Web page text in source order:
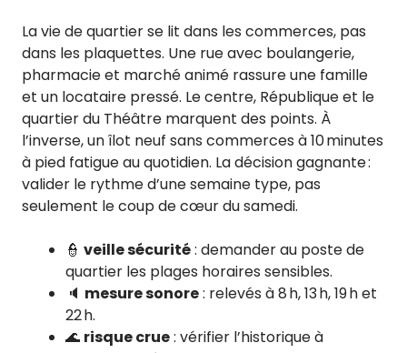
La vie de quartier se lit dans les commerces, pas
dans les plaquettes. Une rue avec boulangerie,
pharmacie et marché animé rassure une famille
et un locataire pressé. Le centre, République et le
quartier du Théâtre marquent des points. À
l’inverse, un îlot neuf sans commerces à 10 minutes
à pied fatigue au quotidien. La décision gagnante :
valider le rythme d’une semaine type, pas
seulement le coup de cœur du samedi.
👮 veille sécurité: demander au poste de
quartier les plages horaires sensibles.
🔈 mesure sonore: relevés à 8 h, 13 h, 19 h et
22 h.
🌊 risque crue: vérifier l’historique à